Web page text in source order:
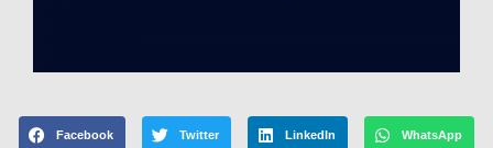
Facebook Twitter LinkedIn WhatsApp